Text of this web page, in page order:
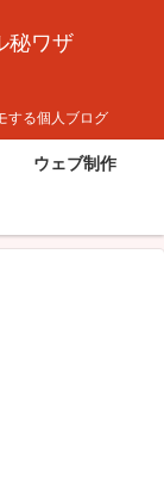
秘ワザ
する個人ブログ
ウェブ制作